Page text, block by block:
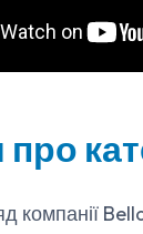
про
компанії